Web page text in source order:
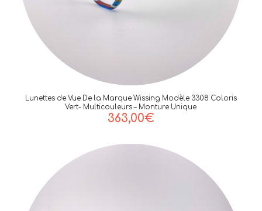
Lunettes de Vue De la Marque Wissing Modèle 3308 Coloris
Vert- Multicouleurs – Monture Unique
363,00€